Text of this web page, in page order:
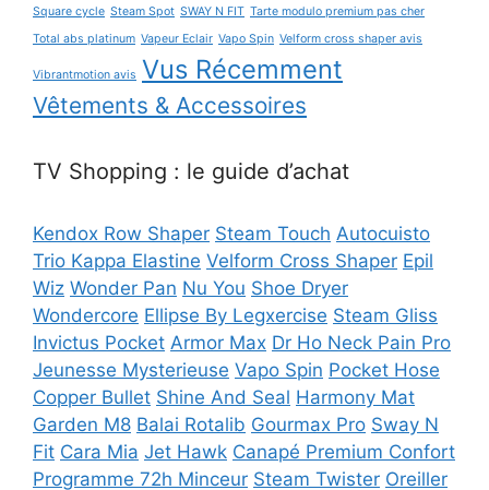
Square cycle Steam Spot SWAY N FIT Tarte modulo premium pas cher
Total abs platinum Vapeur Eclair Vapo Spin Velform cross shaper avis
Vibrantmotion avis Vus Récemment
Vêtements & Accessoires
TV Shopping : le guide d’achat
Kendox Row Shaper Steam Touch Autocuisto
Trio Kappa Elastine Velform Cross Shaper Epil
Wiz Wonder Pan Nu You Shoe Dryer
Wondercore Ellipse By Legxercise Steam Gliss
Invictus Pocket Armor Max Dr Ho Neck Pain Pro
Jeunesse Mysterieuse Vapo Spin Pocket Hose
Copper Bullet Shine And Seal Harmony Mat
Garden M8 Balai Rotalib Gourmax Pro Sway N
Fit Cara Mia Jet Hawk Canapé Premium Confort
Programme 72h Minceur Steam Twister Oreiller